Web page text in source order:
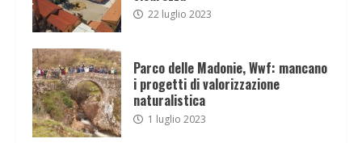
22 luglio 2023
Parco delle Madonie, Wwf: mancano
i progetti di valorizzazione
naturalistica
1 luglio 2023